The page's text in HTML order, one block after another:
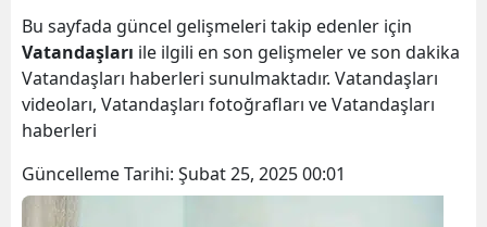
Aydın
Balıkesir
Bu sayfada güncel gelişmeleri takip edenler için
Vatandaşları ile ilgili en son gelişmeler ve son dakika
Vatandaşları haberleri sunulmaktadır. Vatandaşları
videoları, Vatandaşları fotoğrafları ve Vatandaşları
haberleri
Güncelleme Tarihi: Şubat 25, 2025 00:01